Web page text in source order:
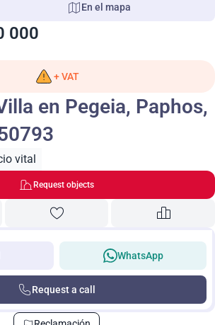
000
En el mapa
+ VAT
en Pegeia, Paphos,
vital
Request objects
WhatsApp
Request a call